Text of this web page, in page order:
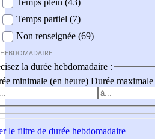
Temps plein (43)
Temps partiel (7)
Non renseignée (69)
la durée hebdomadaire :
minimale (en heure) Durée
le filtre de durée hebdomadaire